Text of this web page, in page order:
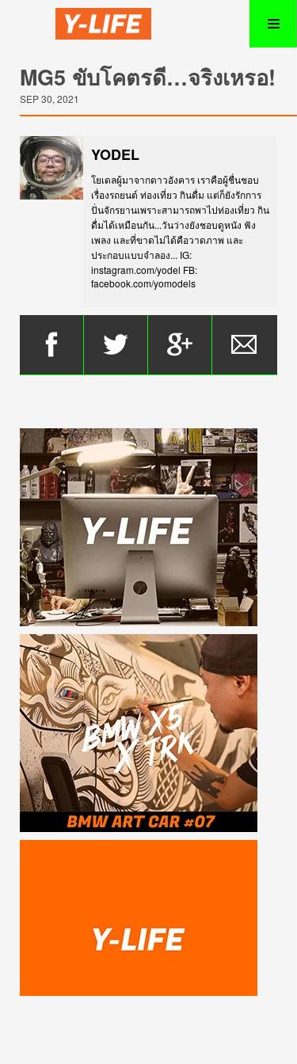
MG5 ขับโคตรดี…จริงเหรอ!
SEP 30, 2021
YODEL
โยเดลผู้มาจากดาวอังคาร เราคือผู้ชื่นชอบ
เรื่องรถยนต์ ท่องเที่ยว กินดื่ม แต่ก็ยังรักการ
ปั่นจักรยานเพราะสามารถพาไปท่องเที่ยว กิน
ดื่มได้เหมือนกัน...วันว่างยังชอบดูหนัง ฟัง
เพลง และที่ขาดไม่ได้คือวาดภาพ และ
ประกอบแบบจำลอง... IG:
instagram.com/yodel FB:
facebook.com/yomodels